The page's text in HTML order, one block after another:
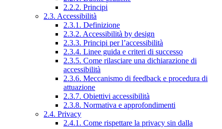
2.2.2. Principi
2.3. Accessibilità
2.3.1. Definizione
2.3.2. Accessibilità by design
2.3.3. Principi per l’accessibilità
2.3.4. Linee guida e criteri di successo
2.3.5. Come rilasciare una dichiarazione di
accessibilità
2.3.6. Meccanismo di feedback e procedura di
attuazione
2.3.7. Obiettivi accessibilità
2.3.8. Normativa e approfondimenti
2.4. Privacy
2.4.1. Come rispettare la privacy sin dalla